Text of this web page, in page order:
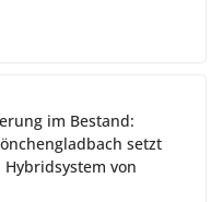
im Bestand:
setzt
Hybridsystem von